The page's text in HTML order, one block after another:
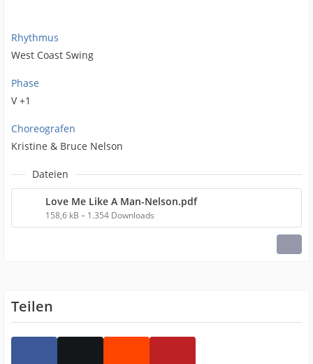
Rhythmus
West Coast Swing
Phase
V +1
Choreografen
Kristine & Bruce Nelson
Dateien
Love Me Like A Man-Nelson.pdf
158,6 kB – 1.354 Downloads
Teilen